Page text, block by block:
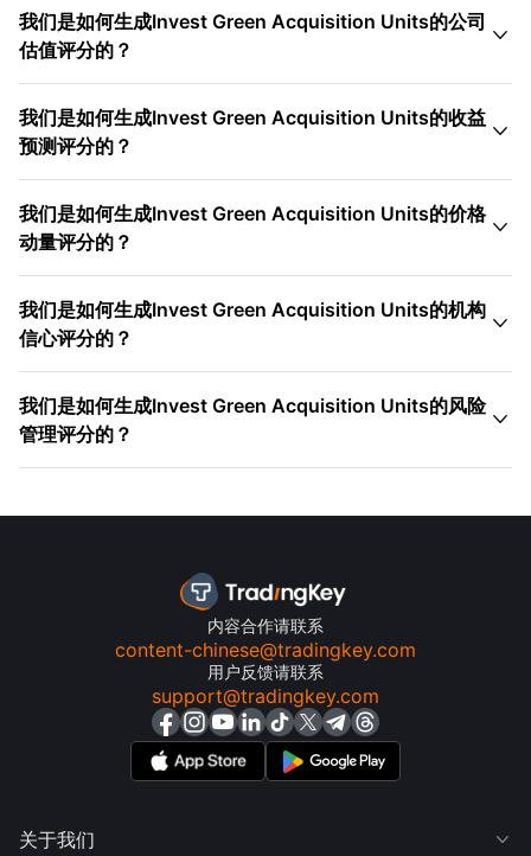
我们是如何生成Invest Green Acquisition Units的公司
估值评分的？

我们是如何生成Invest Green Acquisition Units的收益
预测评分的？

我们是如何生成Invest Green Acquisition Units的价格
动量评分的？

我们是如何生成Invest Green Acquisition Units的机构
信心评分的？

我们是如何生成Invest Green Acquisition Units的风险
管理评分的？

内容合作请联系
content-chinese@tradingkey.com
用户反馈请联系
support@tradingkey.com
关于我们 